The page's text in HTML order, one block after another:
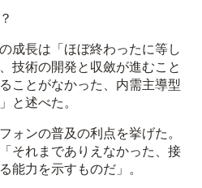
成長は「ほぼ終わったに等し
技術の開発と収斂が進むこと
ことがなかった、内需主導型
と述べた。
ォンの普及の利点を挙げた。
それまでありえなかった、接
能力を示すものだ」。